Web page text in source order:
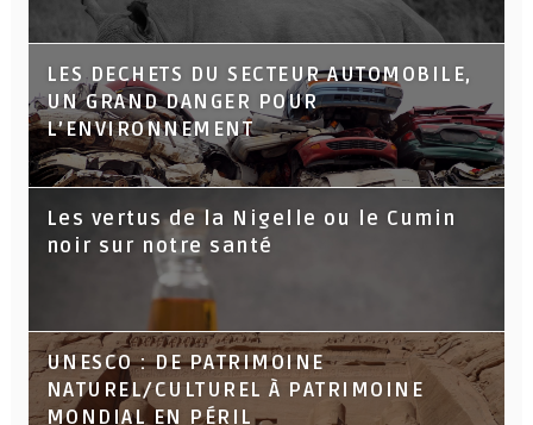
LES DECHETS DU SECTEUR AUTOMOBILE,
UN GRAND DANGER POUR
L’ENVIRONNEMENT
Les vertus de la Nigelle ou le Cumin
noir sur notre santé
UNESCO : DE PATRIMOINE
NATUREL/CULTUREL À PATRIMOINE
MONDIAL EN PÉRIL